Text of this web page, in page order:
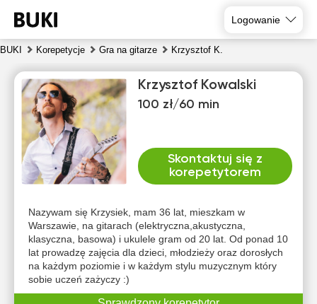
Logowanie
BUKI Korepetycje Gra na gitarze Krzysztof K.
Krzysztof Kowalski
100 zł/60 min
Skontaktuj się z
korepetytorem
Nazywam się Krzysiek, mam 36 lat, mieszkam w
Warszawie, na gitarach (elektryczna,akustyczna,
klasyczna, basowa) i ukulele gram od 20 lat. Od ponad 10
lat prowadzę zajęcia dla dzieci, młodzieży oraz dorosłych
na każdym poziomie i w każdym stylu muzycznym który
sobie uczeń zażyczy :)
7
8
9
10
11
Brak
dostępnych
terminów
Brak
dostępnych
terminów
Brak
dostępnych
terminów
Brak
dostępnych
terminów
Brak
dostępnych
terminów
Brak
terminów